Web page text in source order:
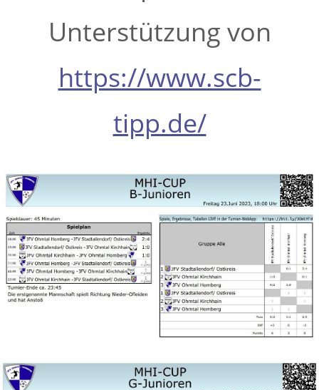
Unterstützung von
https://www.scb-
tipp.de/